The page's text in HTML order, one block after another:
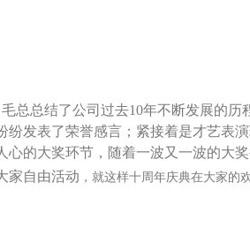
总总结了公司过去10年不断发展的历
发表了荣誉感言；紧接着是才艺表
的大奖环节，随着一波又一波的大
家自由活动 ，就这样十周年庆典在大家的